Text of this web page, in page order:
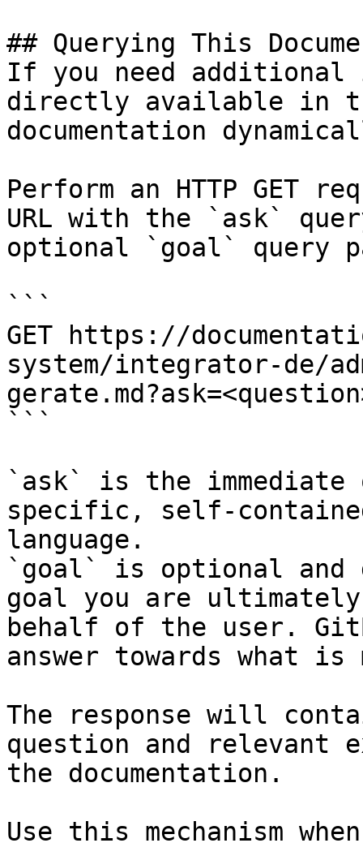
## Querying This
If you need
directly available in
documentation
Perform an HTTP GET
URL with the `ask`
optional `goal` query
```
GET https://
system/integrator-de/
```
`ask` is the
specific, self-
language.
`goal` is optional and
goal you are
behalf of the user.
answer towards what
The response will
question and relevant
the documentation.
Use this mechanism